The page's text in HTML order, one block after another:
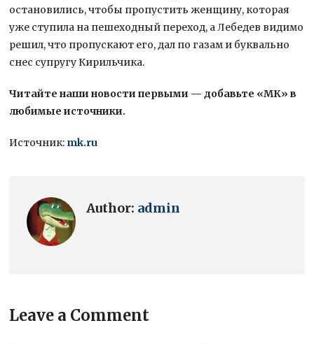
остановились, чтобы пропустить женщину, которая
уже ступила на пешеходный переход, а Лебедев видимо
решил, что пропускают его, дал по газам и буквально
снес супругу Кирильчика.
Читайте наши новости первыми — добавьте «МК» в
любимые источники.
Источник: mk.ru
Author: admin
Leave a Comment